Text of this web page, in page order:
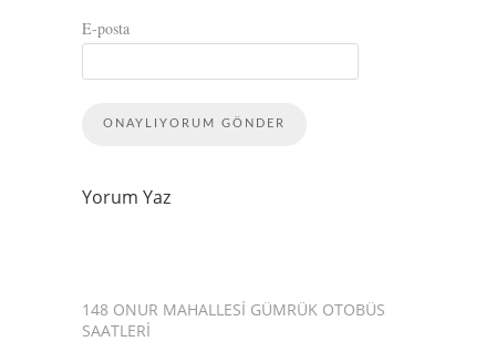
E-posta
Yorum Yaz
148 ONUR MAHALLESI GÜMRÜK OTOBÜS
SAATLERI